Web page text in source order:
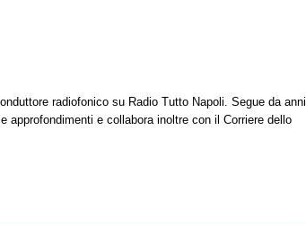
radiofonico su Radio Tutto Napoli. Segue da anni
approfondimenti e collabora inoltre con il Corriere dello